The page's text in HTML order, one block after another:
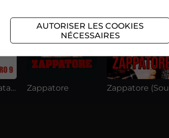
Napoli Serenata Calibro 9 Zappatore
AUTORISER LES COOKIES
NÉCESSAIRES